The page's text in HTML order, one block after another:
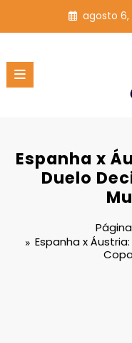
o
agosto 6,
Espanha x
Duelo
Espanha x